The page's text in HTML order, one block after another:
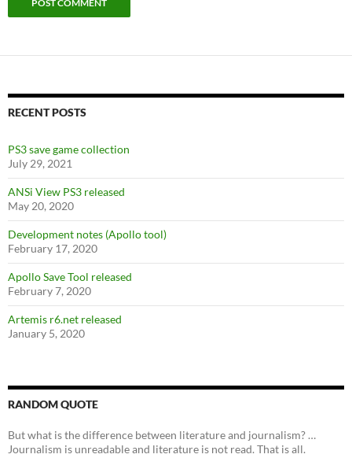
RECENT POSTS
PS3 save game collection
July 29, 2021
ANSi View PS3 released
May 20, 2020
Development notes (Apollo tool)
February 17, 2020
Apollo Save Tool released
February 7, 2020
Artemis r6.net released
January 5, 2020
RANDOM QUOTE
But what is the difference between literature and journalism? …
Journalism is unreadable and literature is not read. That is all.